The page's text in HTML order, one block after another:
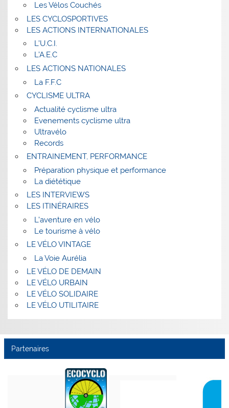
Les Vélos Couchés
LES CYCLOSPORTIVES
LES ACTIONS INTERNATIONALES
L’U.C.I.
L’A.E.C
LES ACTIONS NATIONALES
La F.F.C
CYCLISME ULTRA
Actualité cyclisme ultra
Evenements cyclisme ultra
Ultravélo
Records
ENTRAINEMENT, PERFORMANCE
Préparation physique et performance
La diététique
LES INTERVIEWS
LES ITINÉRAIRES
L’aventure en vélo
Le tourisme à vélo
LE VÉLO VINTAGE
La Voie Aurélia
LE VÉLO DE DEMAIN
LE VÉLO URBAIN
LE VÉLO SOLIDAIRE
LE VÉLO UTILITAIRE
Partenaires